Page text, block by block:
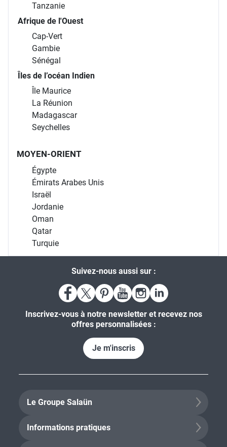
Tanzanie
Afrique de l'Ouest
Cap-Vert
Gambie
Sénégal
Îles de l’océan Indien
Île Maurice
La Réunion
Madagascar
Seychelles
MOYEN-ORIENT
Égypte
Émirats Arabes Unis
Israël
Jordanie
Oman
Qatar
Turquie
Suivez-nous aussi sur :
Inscrivez-vous à notre newsletter et recevez nos
offres personnalisées :
Je m'inscris
Le Groupe Salaün
Informations pratiques